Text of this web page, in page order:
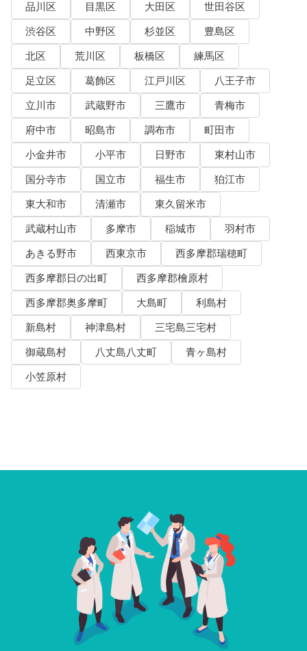
品川区
目黒区 大田区
世田谷区
渋谷区
中野区 杉並区
豊島区
北区
荒川区 板橋区
練馬区
足立区
葛飾区 江戸川区
八王子市
立川市
武蔵野市 三鷹市
青梅市
府中市
昭島市 調布市
町田市
小金井市
小平市 日野市
東村山市
国分寺市
国立市 福生市
狛江市
東大和市
清瀬市
東久留米市
武蔵村山市
多摩市 稲城市
羽村市
あきる野市
西東京市
西多摩郡瑞穂町
西多摩郡日の出町
西多摩郡檜原村
西多摩郡奥多摩町
大島町
利島村
新島村
神津島村
三宅島三宅村
御蔵島村
八丈島八丈町
青ヶ島村
小笠原村